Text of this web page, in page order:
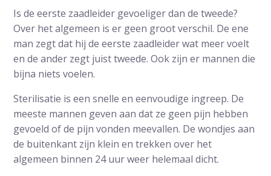
Is de eerste zaadleider gevoeliger dan de tweede?
Over het algemeen is er geen groot verschil. De ene
man zegt dat hij de eerste zaadleider wat meer voelt
en de ander zegt juist tweede. Ook zijn er mannen die
bijna niets voelen.
Sterilisatie is een snelle en eenvoudige ingreep. De
meeste mannen geven aan dat ze geen pijn hebben
gevoeld of de pijn vonden meevallen. De wondjes aan
de buitenkant zijn klein en trekken over het
algemeen binnen 24 uur weer helemaal dicht.